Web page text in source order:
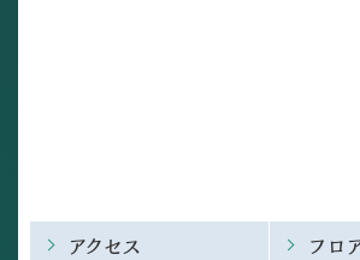
アクセス フロ